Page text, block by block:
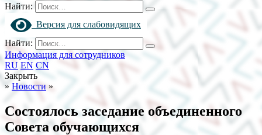
Найти:
Версия для слабовидящих
Найти:
Информация для сотрудников
RU EN CN
Закрыть
» Новости »
Состоялось заседание объединенного
Совета обучающихся